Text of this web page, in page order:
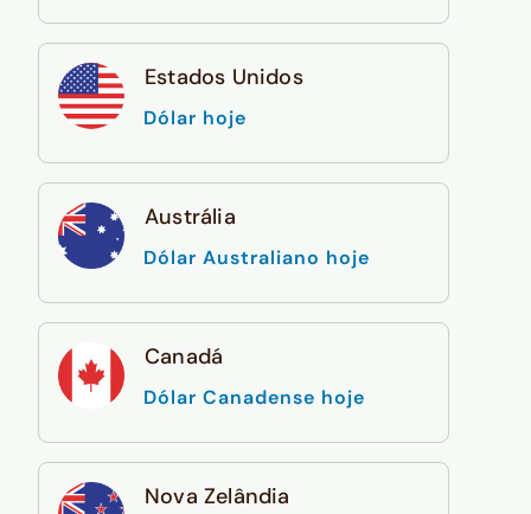
Estados Unidos
Dólar hoje
Austrália
Dólar Australiano hoje
Canadá
Dólar Canadense hoje
Nova Zelândia